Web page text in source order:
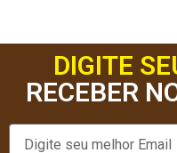
DIGITE
RECEBER